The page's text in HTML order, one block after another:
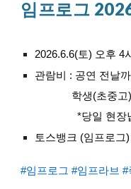
임프로그
2026.6.6(토) 오후 4
관람비 : 공연 전날
학생(초중고) 1
*당일 현장
토스뱅크 (임프로그
#임프로그 #임프라브 #